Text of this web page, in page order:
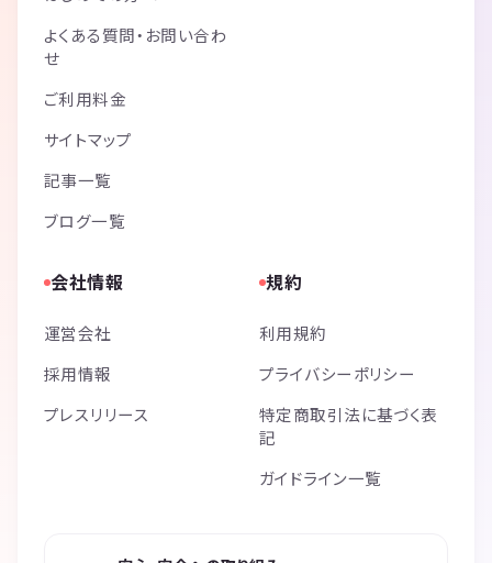
よくある質問・お問い合わ
せ
ご利用料金
サイトマップ
記事一覧
ブログ一覧
会社情報
運営会社
採用情報
プレスリリース
規約
利用規約
プライバシーポリシー
特定商取引法に基づく表
記
ガイドライン一覧